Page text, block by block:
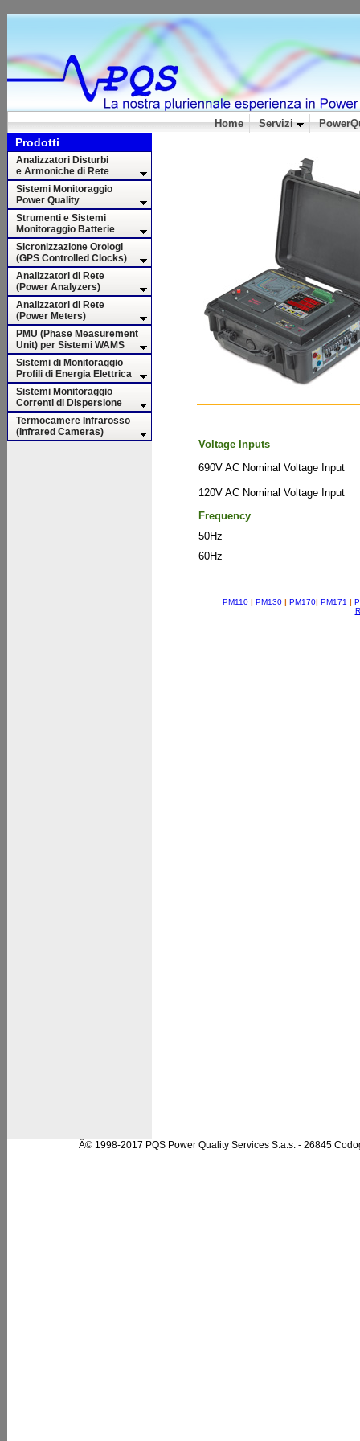
Home Servizi
Prodotti
Analizzatori Disturbi
e Armoniche di Rete
Sistemi Monitoraggio
Power Quality
Strumenti e Sistemi
Monitoraggio Batterie
Sicronizzazione Orologi
(GPS Controlled Clocks)
Analizzatori di Rete
(Power Analyzers)
Analizzatori di Rete
(Power Meters)
PMU (Phase Measurement
Unit) per Sistemi WAMS
Sistemi di Monitoraggio
Profili di Energia Elettrica
Sistemi Monitoraggio
Correnti di Dispersione
Termocamere Infrarosso
(Infrared Cameras)
Voltage Inputs
690V AC Nominal Voltage Input
120V AC Nominal Voltage Input
Frequency
50Hz
60Hz
PM110| PM130| PM170| PM171 |
Â© 1998-2017 PQS Power Quality Services S.a.s. - 26845